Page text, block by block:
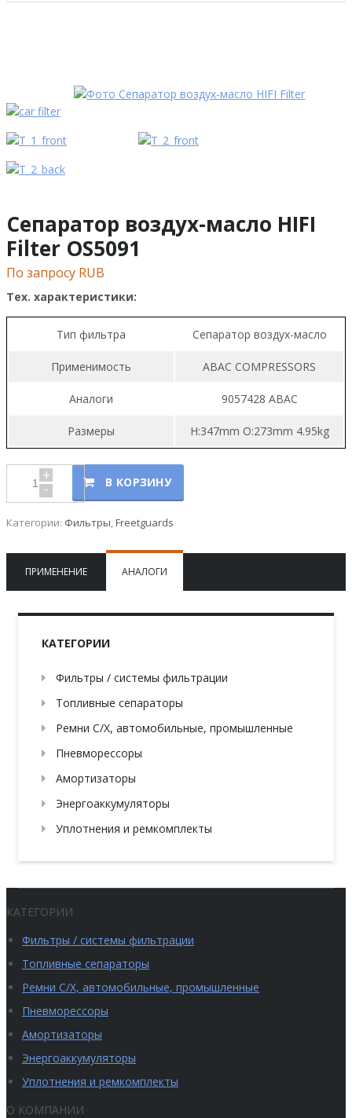
Сепаратор воздух-масло HIFI
Filter OS5091
По запросу RUB
Тех. характеристики:
Тип фильтра Сепаратор воздух-масло
Применимость ABAC COMPRESSORS
Аналоги 9057428 ABAC
Размеры H:347mm O:273mm 4.95kg
+
- В КОРЗИНУ
Категории: Фильтры,Freetguards
ПРИМЕНЕНИЕ АНАЛОГИ
КАТЕГОРИИ
Фильтры / системы фильтрации
Топливные сепараторы
Ремни С/Х, автомобильные, промышленные
Пневморессоры
Амортизаторы
Энергоаккумуляторы
Уплотнения и ремкомплекты
КАТЕГОРИИ
Фильтры / системы фильтрации
Топливные сепараторы
Ремни С/Х, автомобильные, промышленные
Пневморессоры
Амортизаторы
Энергоаккумуляторы
Уплотнения и ремкомплекты
О КОМПАНИИ